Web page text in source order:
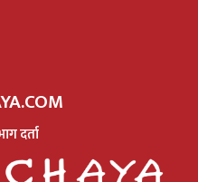
दर्ता